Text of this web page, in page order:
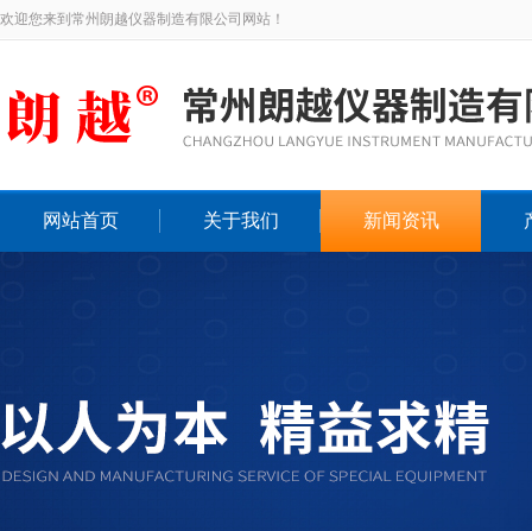
欢迎您来到常州朗越仪器制造有限公司网站！
网站首页 关于我们 新闻资讯